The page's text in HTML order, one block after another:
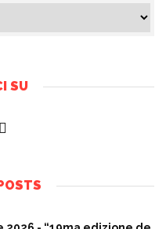
SU